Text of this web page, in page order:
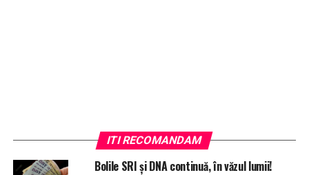
ITI RECOMANDAM
Bolile SRI și DNA continuă, în văzul lumii!